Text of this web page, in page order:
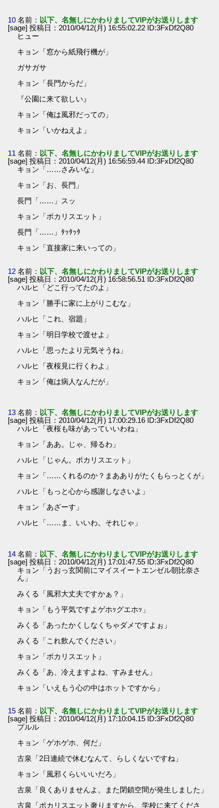
10 名前： 以下、名無しにかわりましてVIPがお送りします
[sage] 投稿日：2010/04/12(月) 16:55:02.22 ID:3FxDf2Q80
ヒュー
キョン「窓から紙飛行機が」
ガサガサ
キョン「長門からだ」
『公園に来て欲しい』
キョン「俺は風邪だっての」
キョン「いかねえよ」
11 名前： 以下、名無しにかわりましてVIPがお送りします
[sage] 投稿日：2010/04/12(月) 16:56:59.44 ID:3FxDf2Q80
キョン「……さみいな」
キョン「お、長門」
長門「……」スッ
キョン「ポカリスエット」
長門「……」ﾀｯﾀｯﾀ
キョン「直接家に来いっての」
12 名前： 以下、名無しにかわりましてVIPがお送りします
[sage] 投稿日：2010/04/12(月) 16:58:56.51 ID:3FxDf2Q80
ハルヒ「どこ行ってたのよ」
キョン「勝手に家に上がりこむな」
ハルヒ「これ、宿題」
キョン「明日学校で渡せよ」
ハルヒ「思ったより元気そうね」
ハルヒ「夜桜見に行くわよ」
キョン「俺は病人なんだが」
13 名前： 以下、名無しにかわりましてVIPがお送りします
[sage] 投稿日：2010/04/12(月) 17:00:29.16 ID:3FxDf2Q80
ハルヒ「夜桜も味があっていいわね」
キョン「ああ。じゃ、帰るわ」
ハルヒ「じゃん。ポカリスエット」
キョン「……くれるのか？まあありがたくもらっとくが」
ハルヒ「もっと心から感謝しなさいよ」
キョン「あざーす」
ハルヒ「……ま、いいわ。それじゃ」
14 名前： 以下、名無しにかわりましてVIPがお送りします
[sage] 投稿日：2010/04/12(月) 17:01:47.55 ID:3FxDf2Q80
キョン「うおっ玄関前にマイスイートエンゼル朝比奈さ
ん」
みくる「風邪大丈夫ですかぁ？」
キョン「もう平気ですよゲホｯグエホｯ」
みくる「あったかくしなくちゃダメですよぉ」
みくる「これ飲んでください」
キョン「ポカリスエット」
みくる「あ、冷えますよね、すみません」
キョン「いえもう心の中はホットですから」
15 名前： 以下、名無しにかわりましてVIPがお送りします
[sage] 投稿日：2010/04/12(月) 17:10:04.15 ID:3FxDf2Q80
プルル
キョン「ゲホゲホ、何だ」
古泉「2日連続で休むなんて、らしくないですね」
キョン「風邪くらいいいだろ」
古泉「良くありませんよ。また閉鎖空間が発生しました」
古泉「ポカリスエット奢りますから、学校に来てくださ